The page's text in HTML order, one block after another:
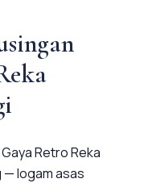
Retro Reka
— logam asas